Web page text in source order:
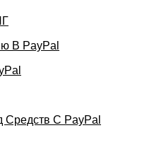
В PayPal
С PayPal